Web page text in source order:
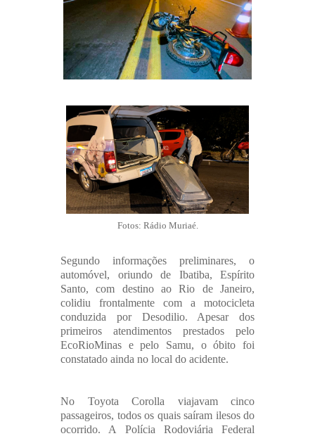
Fotos: Rádio Muriaé.
Segundo informações preliminares, o
automóvel, oriundo de Ibatiba, Espírito
Santo, com destino ao Rio de Janeiro,
colidiu frontalmente com a motocicleta
conduzida por Desodilio. Apesar dos
primeiros atendimentos prestados pelo
EcoRioMinas e pelo Samu, o óbito foi
constatado ainda no local do acidente.
No Toyota Corolla viajavam cinco
passageiros, todos os quais saíram ilesos do
ocorrido. A Polícia Rodoviária Federal